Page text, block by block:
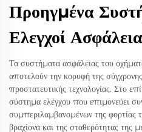
Προηγμένα
Ελεγχοί
Τα συστήματα ασφάλειας του
αποτελούν την κορυφή της
προστατευτικής τεχνολογίας. Στο
σύστημα ελέγχου που επιμονεύει
συμπεριλαμβανομένων της φορτίας
βραχίονα και της σταθερότητας της